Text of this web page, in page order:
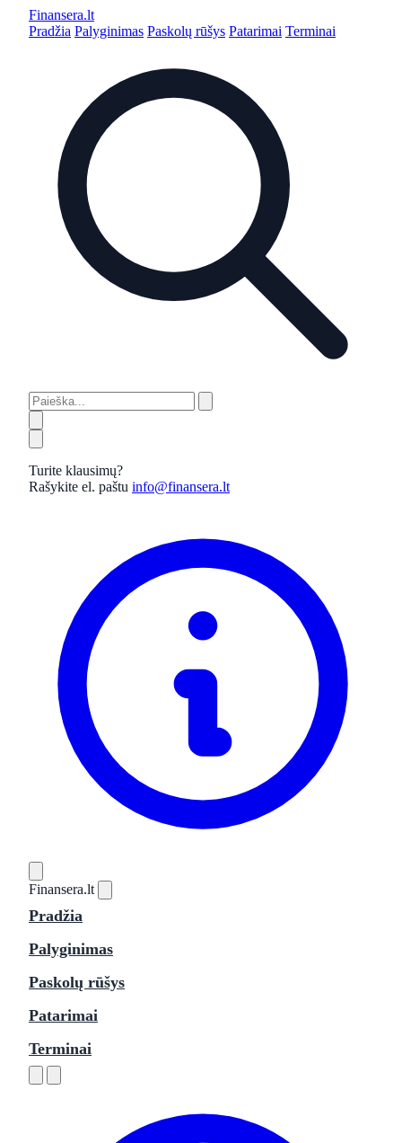
Finansera.lt
Pradžia Palyginimas Paskolų rūšys Patarimai Terminai
Turite klausimų?
Rašykite el. paštu info@finansera.lt
Finansera.lt
Pradžia
Palyginimas
Paskolų rūšys
Patarimai
Terminai